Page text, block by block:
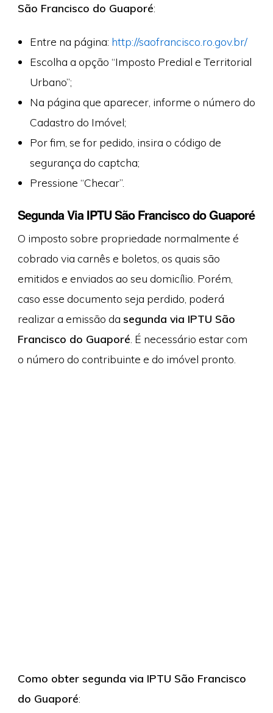
São Francisco do Guaporé:
Entre na página: http://saofrancisco.ro.gov.br/
Escolha a opção “Imposto Predial e Territorial
Urbano”;
Na página que aparecer, informe o número do
Cadastro do Imóvel;
Por fim, se for pedido, insira o código de
segurança do captcha;
Pressione “Checar”.
Segunda Via IPTU São Francisco do Guaporé
O imposto sobre propriedade normalmente é
cobrado via carnês e boletos, os quais são
emitidos e enviados ao seu domicílio. Porém,
caso esse documento seja perdido, poderá
realizar a emissão da segunda via IPTU São
Francisco do Guaporé . É necessário estar com
o número do contribuinte e do imóvel pronto.
Como obter segunda via IPTU São Francisco
do Guaporé: